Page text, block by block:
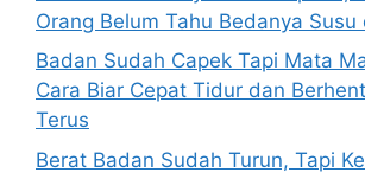
Orang Belum Tahu Bedanya Susu
Badan Sudah Capek Tapi Mata
Cara Biar Cepat Tidur dan
Terus
Berat Badan Sudah Turun, Tapi